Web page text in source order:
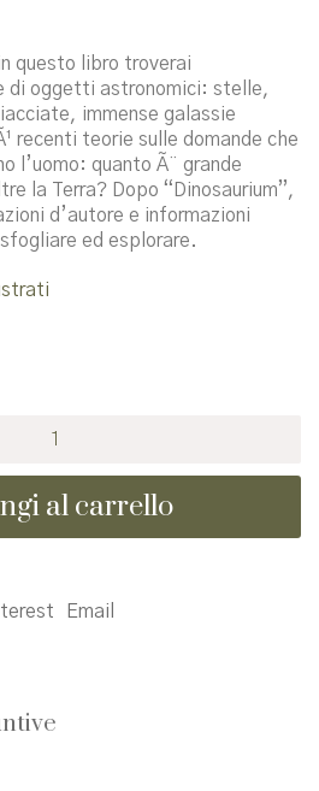
questo libro troverai
di oggetti astronomici: stelle,
immense galassie
recenti teorie sulle domande che
l’uomo: quanto Ã¨ grande
la Terra? Dopo “Dinosaurium”,
d’autore e informazioni
ed esplorare.
al carrello
Email